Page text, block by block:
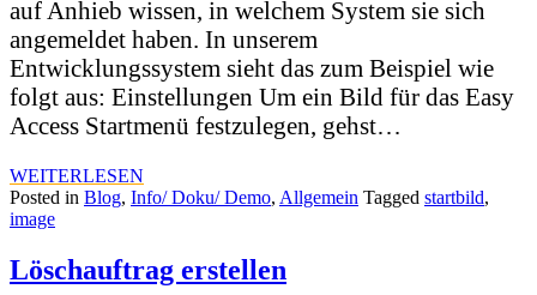
auf Anhieb wissen, in welchem System sie sich
angemeldet haben. In unserem
Entwicklungssystem sieht das zum Beispiel wie
folgt aus: Einstellungen Um ein Bild für das Easy
Access Startmenü festzulegen, gehst…
WEITERLESEN
Posted in Blog, Info/ Doku/ Demo, Allgemein Tagged startbild,
image
Löschauftrag erstellen